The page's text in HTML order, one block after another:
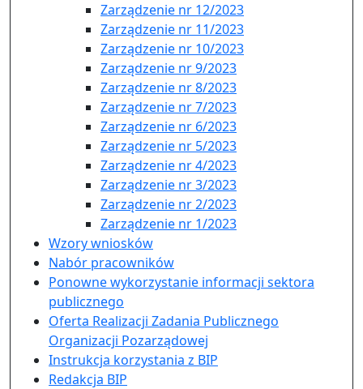
Zarządzenie nr 12/2023
Zarządzenie nr 11/2023
Zarządzenie nr 10/2023
Zarządzenie nr 9/2023
Zarządzenie nr 8/2023
Zarządzenie nr 7/2023
Zarządzenie nr 6/2023
Zarządzenie nr 5/2023
Zarządzenie nr 4/2023
Zarządzenie nr 3/2023
Zarządzenie nr 2/2023
Zarządzenie nr 1/2023
Wzory wniosków
Nabór pracowników
Ponowne wykorzystanie informacji sektora
publicznego
Oferta Realizacji Zadania Publicznego
Organizacji Pozarządowej
Instrukcja korzystania z BIP
Redakcja BIP